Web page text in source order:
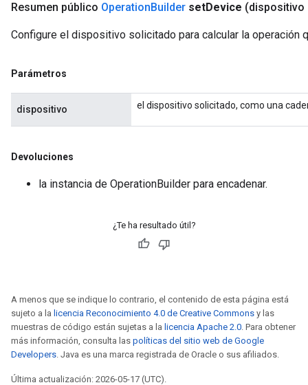
Resumen público OperationBuilder setDevice (dispositivo
Configure el dispositivo solicitado para calcular la operación
Parámetros
dispositivo el dispositivo solicitado, como una
Devoluciones
la instancia de OperationBuilder para encadenar.
¿Te ha resultado útil?
A menos que se indique lo contrario, el contenido de esta página está
sujeto a la licencia Reconocimiento 4.0 de Creative Commons y las
muestras de código están sujetas a la licencia Apache 2.0. Para obtener
más información, consulta las políticas del sitio web de Google
Developers. Java es una marca registrada de Oracle o sus afiliados.
Última actualización: 2026-05-17 (UTC).